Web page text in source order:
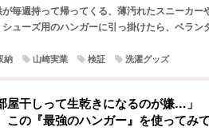
毎週持って帰ってくる、薄汚れたスニーカー
シューズ用のハンガーに引っ掛けたら、ベラ
納 山崎実業 検証 洗濯グッズ
屋干しって生乾きになるのが嫌…
この『最強のハンガー』を使ってみて